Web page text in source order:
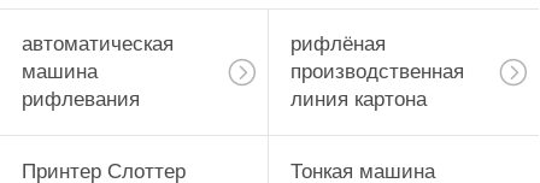
автоматическая
машина
рифлевания
рифлёная
производственная
линия картона
Принтер Слоттер Тонкая машина